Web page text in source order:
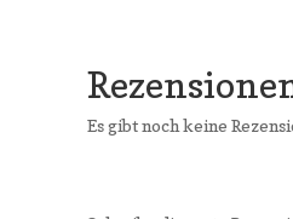
Es gibt noch keine